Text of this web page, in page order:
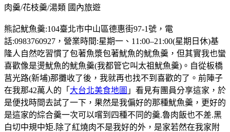
肉羹/花枝羹/湯類 國內旅遊
熊記魷魚羹:104臺北市中山區德惠街97-1號，電
話:0983760927，營業時間:星期一、11:00–21:00(星期日休)基
隆人自然吃習慣了包著魚漿包著魷魚的魷魚羹，但其實我也蠻
喜歡像是燙魷魚的魷魚羹(我都管它叫太祖魷魚羹)。自從板橋
莒光路(新埔)那攤收了後，我就再也找不到喜歡的了。前陣子
在我那42萬人的「 大台北美食地圖 」看見有團員分享這家，於
是便找時間去試了一下，果然是我偏好的那種魷魚羹，更好的
是這家的綜合羹一次可以嚐到四種不同的羹.魯肉飯也不差.黑
白切中規中矩.除了紅燒肉不是我好的外，是家若然在我家附